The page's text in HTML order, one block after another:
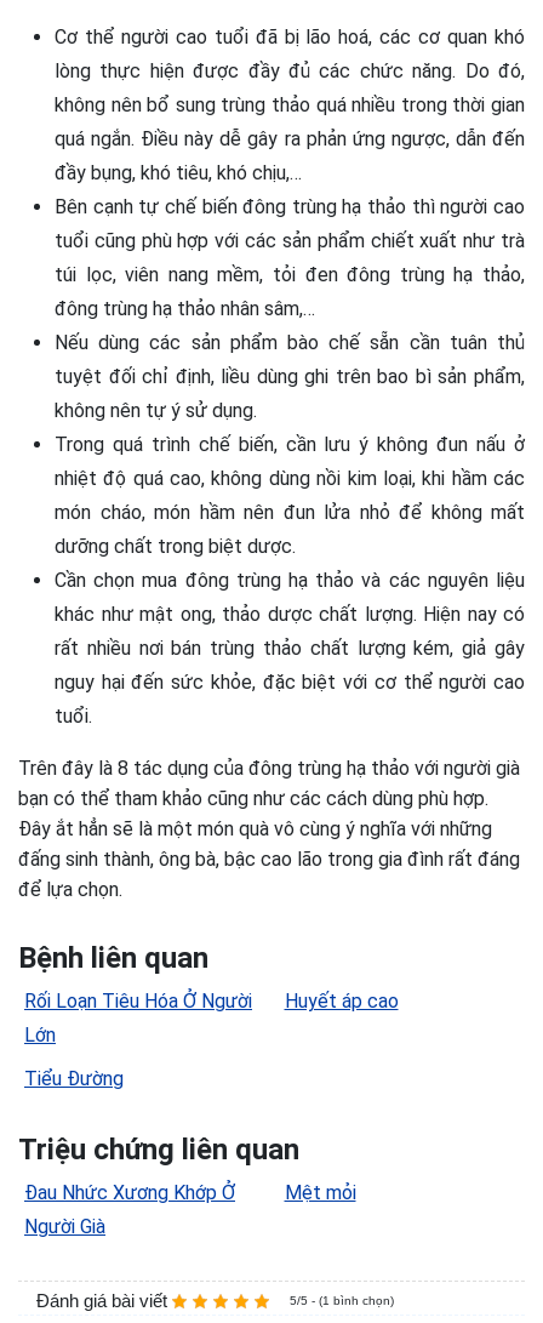
Cơ thể người cao tuổi đã bị lão hoá, các cơ quan khó
lòng thực hiện được đầy đủ các chức năng. Do đó,
không nên bổ sung trùng thảo quá nhiều trong thời gian
quá ngắn. Điều này dễ gây ra phản ứng ngược, dẫn đến
đầy bụng, khó tiêu, khó chịu,…
Bên cạnh tự chế biến đông trùng hạ thảo thì người cao
tuổi cũng phù hợp với các sản phẩm chiết xuất như trà
túi lọc, viên nang mềm, tỏi đen đông trùng hạ thảo,
đông trùng hạ thảo nhân sâm,…
Nếu dùng các sản phẩm bào chế sẵn cần tuân thủ
tuyệt đối chỉ định, liều dùng ghi trên bao bì sản phẩm,
không nên tự ý sử dụng.
Trong quá trình chế biến, cần lưu ý không đun nấu ở
nhiệt độ quá cao, không dùng nồi kim loại, khi hầm các
món cháo, món hầm nên đun lửa nhỏ để không mất
dưỡng chất trong biệt dược.
Cần chọn mua đông trùng hạ thảo và các nguyên liệu
khác như mật ong, thảo dược chất lượng. Hiện nay có
rất nhiều nơi bán trùng thảo chất lượng kém, giả gây
nguy hại đến sức khỏe, đặc biệt với cơ thể người cao
tuổi.
Trên đây là 8 tác dụng của đông trùng hạ thảo với người già
bạn có thể tham khảo cũng như các cách dùng phù hợp.
Đây ắt hẳn sẽ là một món quà vô cùng ý nghĩa với những
đấng sinh thành, ông bà, bậc cao lão trong gia đình rất đáng
để lựa chọn.
Bệnh liên quan
Rối Loạn Tiêu Hóa Ở Người
Lớn
Tiểu Đường
Huyết áp cao
Triệu chứng liên quan
Đau Nhức Xương Khớp Ở
Người Già
Mệt mỏi
Đánh giá bài viết 5/5 - (1 bình chọn)